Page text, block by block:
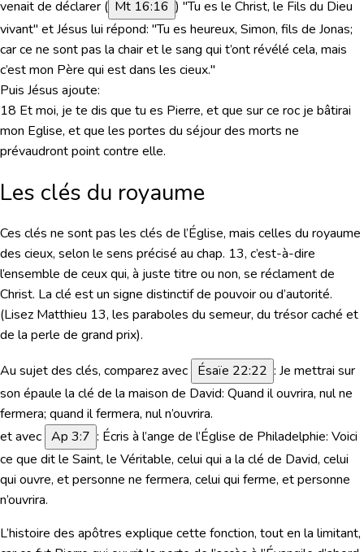
venait de déclarer ( Mt 16:16 ) "Tu es le Christ, le Fils du Dieu
vivant" et Jésus lui répond: "Tu es heureux, Simon, fils de Jonas;
car ce ne sont pas la chair et le sang qui t’ont révélé cela, mais
c’est mon Père qui est dans les cieux."
Puis Jésus ajoute:
18 Et moi, je te dis que tu es Pierre, et que sur ce roc je bâtirai
mon Eglise, et que les portes du séjour des morts ne
prévaudront point contre elle.
Les clés du royaume
Ces clés ne sont pas les clés de l’Église, mais celles du royaume
des cieux, selon le sens précisé au chap. 13, c’est-à-dire
l’ensemble de ceux qui, à juste titre ou non, se réclament de
Christ. La clé est un signe distinctif de pouvoir ou d’autorité.
(Lisez Matthieu 13, les paraboles du semeur, du trésor caché et
de la perle de grand prix).
Au sujet des clés, comparez avec Ésaïe 22:22 : Je mettrai sur
son épaule la clé de la maison de David: Quand il ouvrira, nul ne
fermera; quand il fermera, nul n’ouvrira.
et avec Ap 3:7 : Écris à l’ange de l’Église de Philadelphie: Voici
ce que dit le Saint, le Véritable, celui qui a la clé de David, celui
qui ouvre, et personne ne fermera, celui qui ferme, et personne
n’ouvrira.
L’histoire des apôtres explique cette fonction, tout en la limitant,